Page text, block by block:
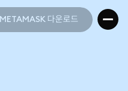
METAMASK 다운로드